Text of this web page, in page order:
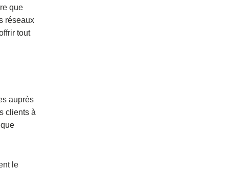
que
réseaux
tout
auprès
clients à
le